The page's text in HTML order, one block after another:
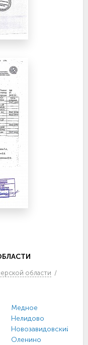
области /
Медное
Нелидово
Новозавидовский
Оленино